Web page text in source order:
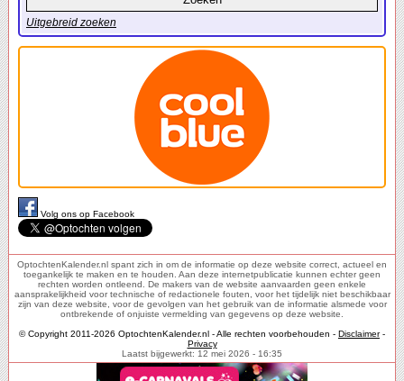
Uitgebreid zoeken
Volg ons op Facebook
OptochtenKalender.nl spant zich in om de informatie op deze website correct, actueel en
toegankelijk te maken en te houden. Aan deze internetpublicatie kunnen echter geen
rechten worden ontleend. De makers van de website aanvaarden geen enkele
aansprakelijkheid voor technische of redactionele fouten, voor het tijdelijk niet beschikbaar
zijn van deze website, voor de gevolgen van het gebruik van de informatie alsmede voor
ontbrekende of onjuiste vermelding van gegevens op deze website.
© Copyright 2011-2026 OptochtenKalender.nl - Alle rechten voorbehouden - Disclaimer-
Privacy
Laatst bijgewerkt: 12 mei 2026 - 16:35